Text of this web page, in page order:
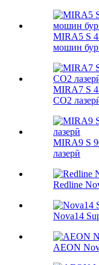
MIRA5 S
мошин
MIRA7 S
CO2
MIRA9 S
лазерӣ
Redline
Nova14
AEON